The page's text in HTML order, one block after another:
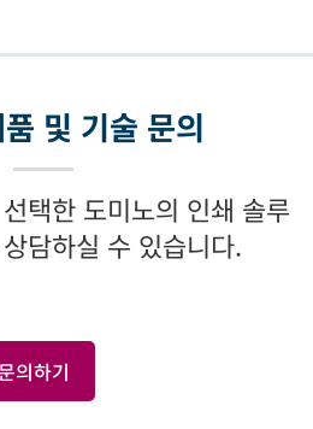
및 기술 문의
택한 도미노의 인쇄 솔루
담하실 수 있습니다.
의하기